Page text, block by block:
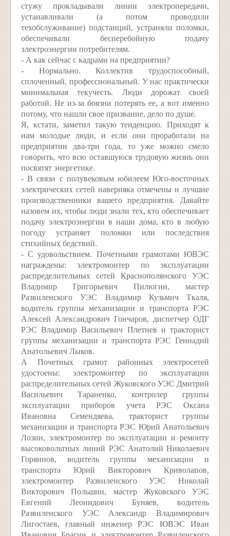
стужу прокладывали линии электропередачи,
устанавливали (а потом проводили
техобслуживание) подстанций, устраняли поломки,
обеспечивали бесперебойную подачу
электроэнергии потребителям.
- А как сейчас с кадрами на предприятии?
- Нормально. Коллектив трудоспособный,
сплоченный, профессиональный. У нас практически
минимальная текучесть. Люди дорожат своей
работой. Не из-за боязни потерять ее, а вот именно
потому, что нашли свое призвание, дело по душе.
Я, кстати, заметил такую тенденцию. Приходят к
нам молодые люди, и если они проработали на
предприятии два-три года, то уже можно смело
говорить, что всю оставшуюся трудовую жизнь они
посвятят энергетике.
- В связи с полувековым юбилеем Юго-восточных
электрических сетей наверняка отмечены и лучшие
производственники вашего предприятия. Давайте
назовем их, чтобы люди знали тех, кто обеспечивает
подачу электроэнергии в наши дома, кто в любую
погоду устраняет поломки или последствия
стихийных бедствий.
- С удовольствием. Почетными грамотами ЮВЭС
награждены: электромонтер по эксплуатации
распределительных сетей Краснополянского УЭС
Владимир Григорьевич Пилюгин, мастер
Развиленского УЭС Владимир Кузьмич Ткаля,
водитель группы механизации и транспорта РЭС
Алексей Александрович Гончаров, диспетчер ОДГ
РЭС Владимир Васильевич Плетнев и тракторист
группы механизации и транспорта РЭС Геннадий
Анатольевич Лыков.
А Почетных грамот районных электросетей
удостоены: электромонтер по эксплуатации
распределительных сетей Жуковского УЭС Дмитрий
Васильевич Тараненко, контролер группы
эксплуатации приборов учета РЭС Оксана
Ивановна Семендяева, тракторист группы
механизации и транспорта РЭС Юрий Анатольевич
Лозин, электромонтер по эксплуатации и ремонту
высоковольтных линий РЭС Анатолий Николаевич
Горяинов, водитель группы механизации и
транспорта Юрий Викторович Криволапов,
электромонтер Развиленского УЭС Николай
Викторович Польшин, мастер Жуковского УЭС
Евгений Леонидович Буняев, водитель
Развиленского УЭС Александр Владимирович
Лигостаев, главный инженер РЭС ЮВЭС Иван